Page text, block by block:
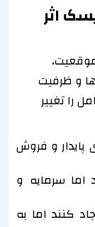
اثر
و ظرفیت
را تغییر
پایدار و فروش
اما سرمایه و
کنند اما به